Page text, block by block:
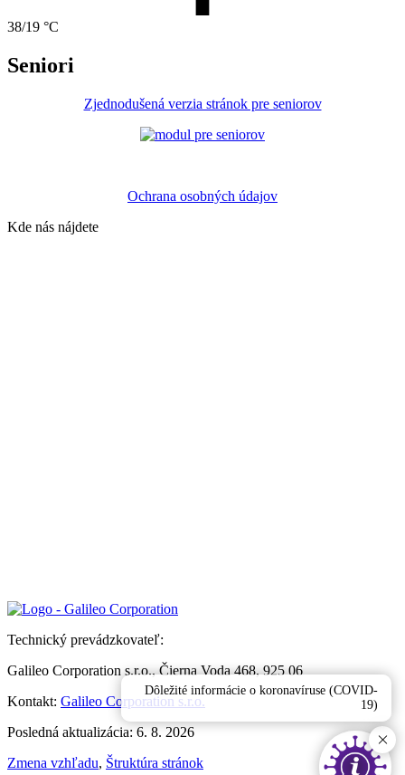
38/19 °C
Seniori
Zjednodušená verzia stránok pre seniorov
Ochrana osobných údajov
Kde nás nájdete
Technický prevádzkovateľ:
Galileo Corporation s.r.o., Čierna Voda 468, 925 06
Kontakt: Galileo Corporation s.r.o.
Posledná aktualizácia: 6. 8. 2026
Zmena vzhľadu, Štruktúra stránok
Dôležité informácie o koronavíruse (COVID-
19)